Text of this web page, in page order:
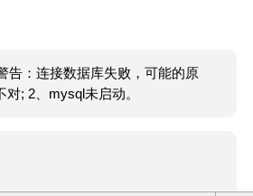
告：连接数据库失败，可能的原
; 2、mysql未启动。